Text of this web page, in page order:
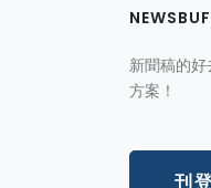
新聞稿的
方案！
刊